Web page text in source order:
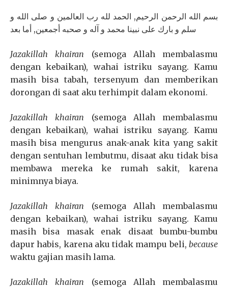
بسم الله الرحمن الرحيم, الحمد لله رب العالمين و صلى الله و
سلم و بارك على نبينا محمد و آله و صحبه أجمعين, أما بعد
Jazakillah khairan (semoga Allah membalasmu
dengan kebaikan), wahai istriku sayang. Kamu
masih bisa tabah, tersenyum dan memberikan
dorongan di saat aku terhimpit dalam ekonomi.
Jazakillah khairan (semoga Allah membalasmu
dengan kebaikan), wahai istriku sayang. Kamu
masih bisa mengurus anak-anak kita yang sakit
dengan sentuhan lembutmu, disaat aku tidak bisa
membawa mereka ke rumah sakit, karena
minimnya biaya.
Jazakillah khairan (semoga Allah membalasmu
dengan kebaikan), wahai istriku sayang. Kamu
masih bisa masak enak disaat bumbu-bumbu
dapur habis, karena aku tidak mampu beli, because
waktu gajian masih lama.
Jazakillah khairan (semoga Allah membalasmu